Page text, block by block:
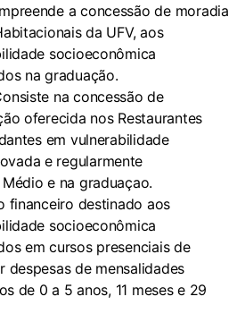
a concessão de moradia
da UFV, aos
socioeconômica
na graduação.
na concessão de
oferecida nos Restaurantes
em vulnerabilidade
e regularmente
e na graduaçao.
financeiro destinado aos
socioeconômica
em cursos presenciais de
despesas de mensalidades
de 0 a 5 anos, 11 meses e 29